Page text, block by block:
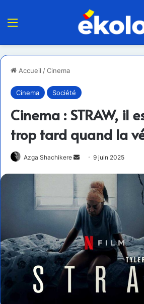
Menu
Accueil /Cinema
Cinema Société
Cinema : STRAW, il
trop tard quand la
Azga Shachikere
Envoyer
courriel
9 juin 2025